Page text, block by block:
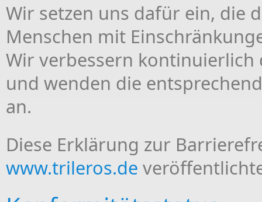
Wir setzen uns dafür ein, die
Menschen mit
Wir verbessern
und wenden die
an.
Diese Erklärung zur
www.trileros.de